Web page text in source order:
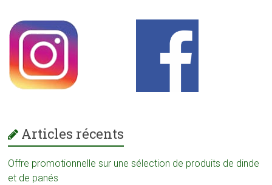
Articles récents
Offre promotionnelle sur une sélection de produits de dinde
et de panés